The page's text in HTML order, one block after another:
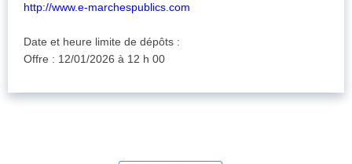
http://www.e-marchespublics.com
Date et heure limite de dépôts :
Offre : 12/01/2026 à 12 h 00